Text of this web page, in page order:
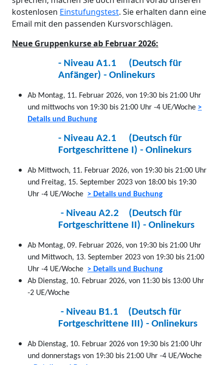
kostenlosen Einstufungstest. Sie erhalten dann eine
Email mit den passenden Kursvorschlägen.
Neue Gruppenkurse ab Februar 2026:
- Niveau A1.1 (Deutsch für
Anfänger) - Onlinekurs
Ab Montag, 11. Februar 2026, von 19:30 bis 21:00 Uhr
und mittwochs von 19:30 bis 21:00 Uhr -4 UE/Woche >
Details und Buchung
- Niveau A2.1 (Deutsch für
Fortgeschrittene I) - Onlinekurs
Ab Mittwoch, 11. Februar 2026, von 19:30 bis 21:00 Uhr
und Freitag, 15. September 2023 von 18:00 bis 19:30
Uhr -4 UE/Woche > Details und Buchung
- Niveau A2.2 (Deutsch für
Fortgeschrittene II) - Onlinekurs
Ab Montag, 09. Februar 2026, von 19:30 bis 21:00 Uhr
und Mittwoch, 13. September 2023 von 19:30 bis 21:00
Uhr -4 UE/Woche > Details und Buchung
Ab Dienstag, 10. Februar 2026, von 11:30 bis 13:00 Uhr
-2 UE/Woche
- Niveau B1.1 (Deutsch für
Fortgeschrittene III) - Onlinekurs
Ab Dienstag, 10. Februar 2026 von 19:30 bis 21:00 Uhr
und donnerstags von 19:30 bis 21:00 Uhr -4 UE/Woche